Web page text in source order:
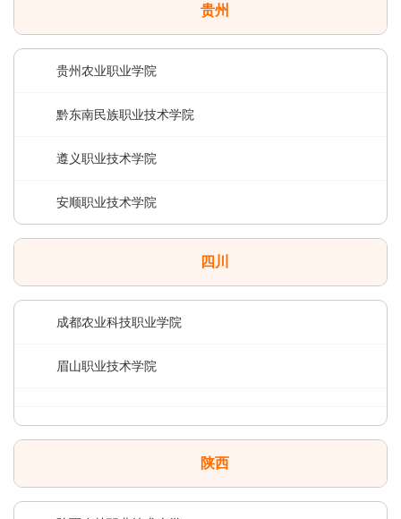
贵州
贵州农业职业学院
黔东南民族职业技术学院
遵义职业技术学院
安顺职业技术学院
四川
成都农业科技职业学院
眉山职业技术学院
陕西